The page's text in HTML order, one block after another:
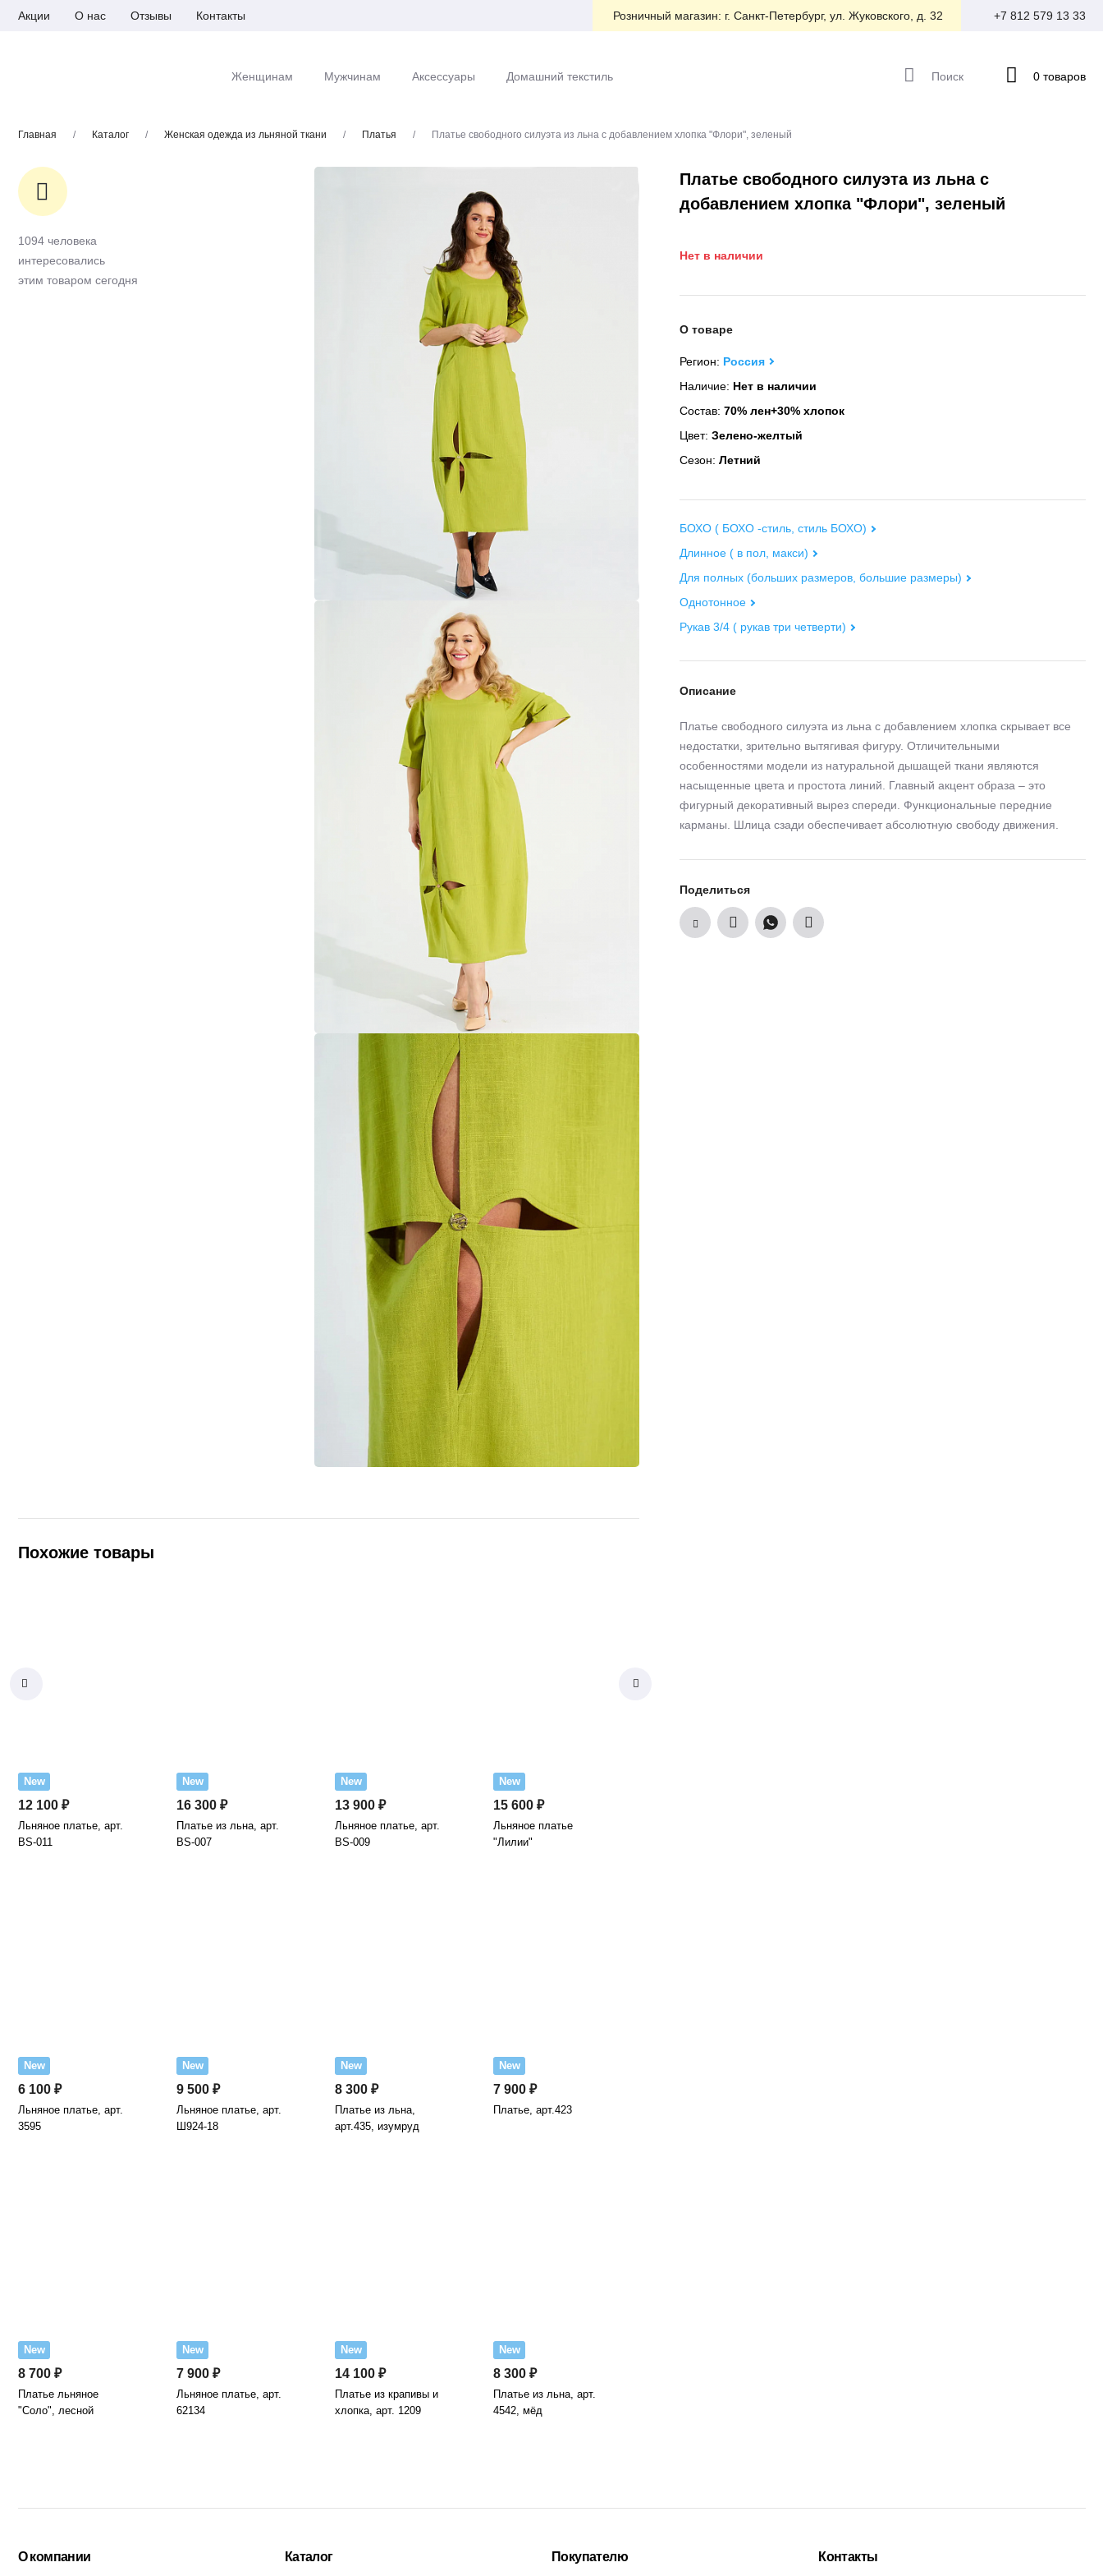
Акции О нас Отзывы Контакты Розничный магазин: г. Санкт-Петербург, ул. Жуковского, д. 32 +7 812 579 13 33
Женщинам Мужчинам Аксессуары Домашний текстиль Поиск 0 товаров
Главная / Каталог / Женская одежда из льняной ткани / Платья / Платье свободного силуэта из льна с добавлением хлопка "Флори", зеленый
Платье свободного силуэта из льна с
добавлением хлопка "Флори", зеленый
Нет в наличии
О товаре
Регион: Россия
Наличие: Нет в наличии
Состав: 70% лен+30% хлопок
Цвет: Зелено-желтый
Сезон: Летний
БОХО ( БОХО -стиль, стиль БОХО)
Длинное ( в пол, макси)
Для полных (больших размеров, большие размеры)
Однотонное
Рукав 3/4 ( рукав три четверти)
Описание
Платье свободного силуэта из льна с добавлением хлопка скрывает все
недостатки, зрительно вытягивая фигуру. Отличительными
особенностями модели из натуральной дышащей ткани являются
насыщенные цвета и простота линий. Главный акцент образа – это
фигурный декоративный вырез спереди. Функциональные передние
карманы. Шлица сзади обеспечивает абсолютную свободу движения.
Поделиться
1094 человека
интересовались
этим товаром сегодня
Похожие товары
New
12 100 ₽
Льняное платье, арт.
BS-011
New
16 300 ₽
Платье из льна, арт.
BS-007
New
13 900 ₽
Льняное платье, арт.
BS-009
New
15 600 ₽
Льняное платье
"Лилии"
New
6 100 ₽
Льняное платье, арт.
3595
New
9 500 ₽
Льняное платье, арт.
Ш924-18
New
8 300 ₽
Платье из льна,
арт.435, изумруд
New
7 900 ₽
Платье, арт.423
New
8 700 ₽
Платье льняное
"Соло", лесной
New
7 900 ₽
Льняное платье, арт.
62134
New
14 100 ₽
Платье из крапивы и
хлопка, арт. 1209
New
8 300 ₽
Платье из льна, арт.
4542, мёд
О компании Каталог Покупателю Контакты